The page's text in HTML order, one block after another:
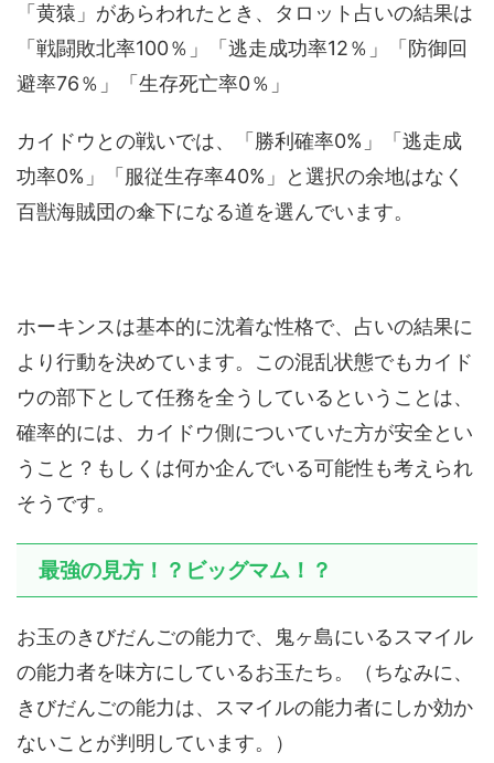
「黄猿」があらわれたとき、タロット占いの結果は
「戦闘敗北率100％」「逃走成功率12％」「防御回
避率76％」「生存死亡率0％」
カイドウとの戦いでは、「勝利確率0%」「逃走成
功率0%」「服従生存率40%」と選択の余地はなく
百獣海賊団の傘下になる道を選んでいます。
ホーキンスは基本的に沈着な性格で、占いの結果に
より行動を決めています。この混乱状態でもカイド
ウの部下として任務を全うしているということは、
確率的には、カイドウ側についていた方が安全とい
うこと？もしくは何か企んでいる可能性も考えられ
そうです。
最強の見方！？ビッグマム！？
お玉のきびだんごの能力で、鬼ヶ島にいるスマイル
の能力者を味方にしているお玉たち。（ちなみに、
きびだんごの能力は、スマイルの能力者にしか効か
ないことが判明しています。）